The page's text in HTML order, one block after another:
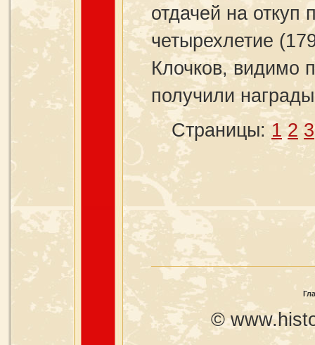
отдачей на
четырехлетие
Клочков, видимо
получили
Страницы:1 2 3
©